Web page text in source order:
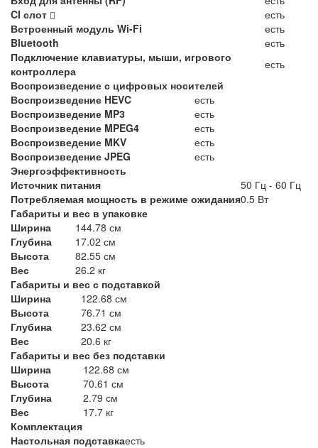
CI слот
есть
Встроенный модуль Wi-Fi
есть
Bluetooth
есть
Подключение клавиатуры, мыши, игрового
контроллера
есть
Воспроизведение с цифровых носителей
Воспроизведение HEVC
есть
Воспроизведение MP3
есть
Воспроизведение MPEG4
есть
Воспроизведение MKV
есть
Воспроизведение JPEG
есть
Энергоэффективность
Источник питания
50 Гц - 60 Гц
Потребляемая мощность в режиме ожидания0.5 Вт
Габариты и вес в упаковке
Ширина
144.78 см
Глубина
17.02 см
Высота
82.55 см
Вес
26.2 кг
Габариты и вес с подставкой
Ширина
122.68 см
Высота
76.71 см
Глубина
23.62 см
Вес
20.6 кг
Габариты и вес без подставки
Ширина
122.68 см
Высота
70.61 см
Глубина
2.79 см
Вес
17.7 кг
Комплектация
Настольная подставкаесть